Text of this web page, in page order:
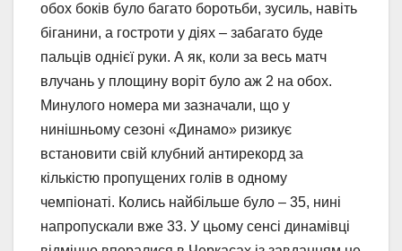
обох боків було багато боротьби, зусиль, навіть
біганини, а гостроти у діях – забагато буде
пальців однієї руки. А як, коли за весь матч
влучань у площину воріт було аж 2 на обох.
Минулого номера ми зазначали, що у
нинішньому сезоні «Динамо» ризикує
встановити свій клубний антирекорд за
кількістю пропущених голів в одному
чемпіонаті. Колись найбільше було – 35, нині
напропускали вже 33. У цьому сенсі динамівці